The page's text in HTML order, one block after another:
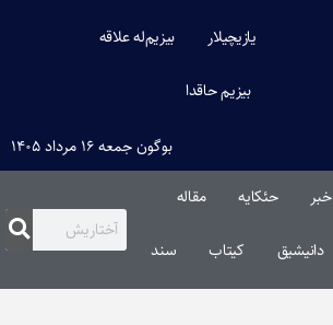
یازیچیلار بیزیم‌له علاقه
بیزیم حاقدا
بوگون جمعه ۱۶ مرداد ۱۴۰۵
خبر حئکایه مقاله‌
دانیشیق کیتاب سند